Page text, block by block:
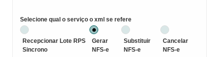
Selecione qual o serviço o xml se refere
Recepcionar Lote RPS
Sincrono
Gerar
NFS-e
Substituir
NFS-e
Cancelar
NFS-e